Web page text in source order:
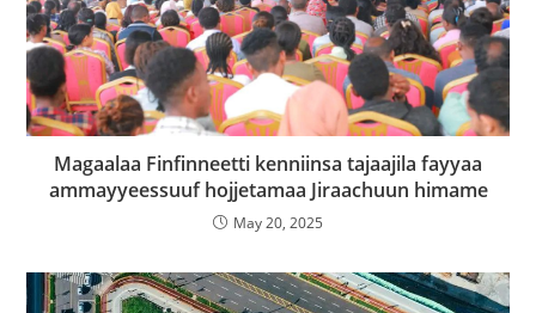
Magaalaa Finfinneetti kenniinsa tajaajila fayyaa
ammayyeessuuf hojjetamaa Jiraachuun himame
May 20, 2025